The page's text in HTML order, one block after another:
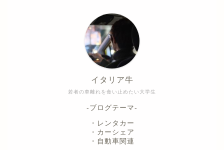
若者の車離れを食い止めたい大学生
イタリア牛
-ブログテーマ-
・レンタカー
・カーシェア
・自動車関連